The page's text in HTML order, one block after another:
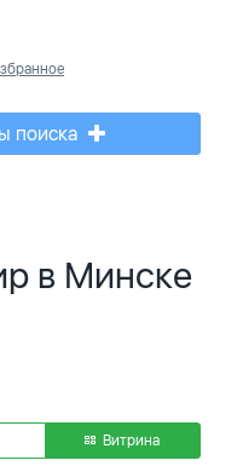
поиска
в Минске
Витрина